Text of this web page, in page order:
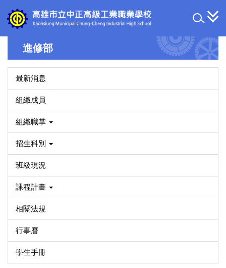
到
主
進修部
最新消息
組織成員
組織職掌
招生科別
班級現況
課程計畫
相關法規
行事曆
學生手冊